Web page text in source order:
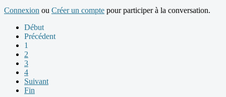
Connexion ou Créer un compte pour participer à la conversation.
Début
Précédent
1
2
3
4
Suivant
Fin